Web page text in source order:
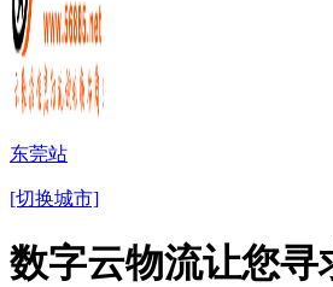
东莞站
[切换城市]
数字云物流让您